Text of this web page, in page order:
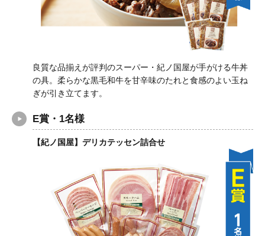
良質な品揃えが評判のスーパー・紀ノ国屋が手がける牛丼
の具。柔らかな黒毛和牛を甘辛味のたれと食感のよい玉ね
ぎが引き立てます。
E賞・1名様
【紀ノ国屋】デリカテッセン詰合せ